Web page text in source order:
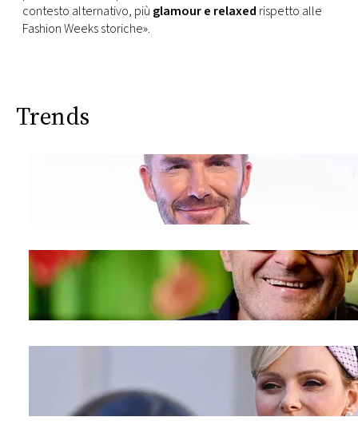
contesto alternativo, più glamour e relaxed rispetto alle
Fashion Weeks storiche».
Trends